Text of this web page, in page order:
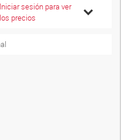
Iniciar sesión para ver
los precios